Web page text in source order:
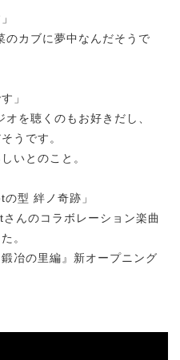
カブに夢中なんだそうで
」
を聴くのもお好きだし、
うです。
いとのこと。
型 絆ノ奇跡」
んのコラボレーション楽曲
。
冶の里編』新オープニング